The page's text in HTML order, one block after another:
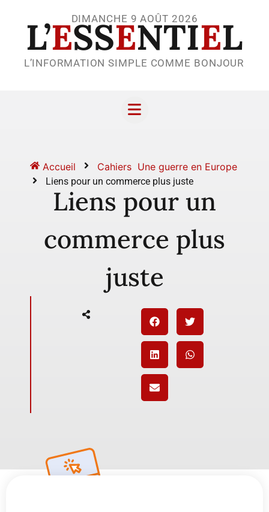
DIMANCHE 9 AOÛT 2026
L’ESSENTIEL
L’INFORMATION SIMPLE COMME BONJOUR
Accueil Cahiers Une guerre en Europe
Liens pour un commerce plus juste
Liens pour un
commerce plus
juste